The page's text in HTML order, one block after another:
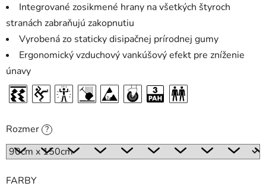
Integrované zosikmené hrany na všetkých štyroch
stranách zabraňujú zakopnutiu
Vyrobená zo staticky disipačnej prírodnej gumy
Ergonomický vzduchový vankúšový efekt pre zníženie
únavy
Rozmer ?
FARBY